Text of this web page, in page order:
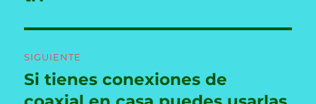
SIGUIENTE
Entrada
siguiente:
Si tienes conexiones de